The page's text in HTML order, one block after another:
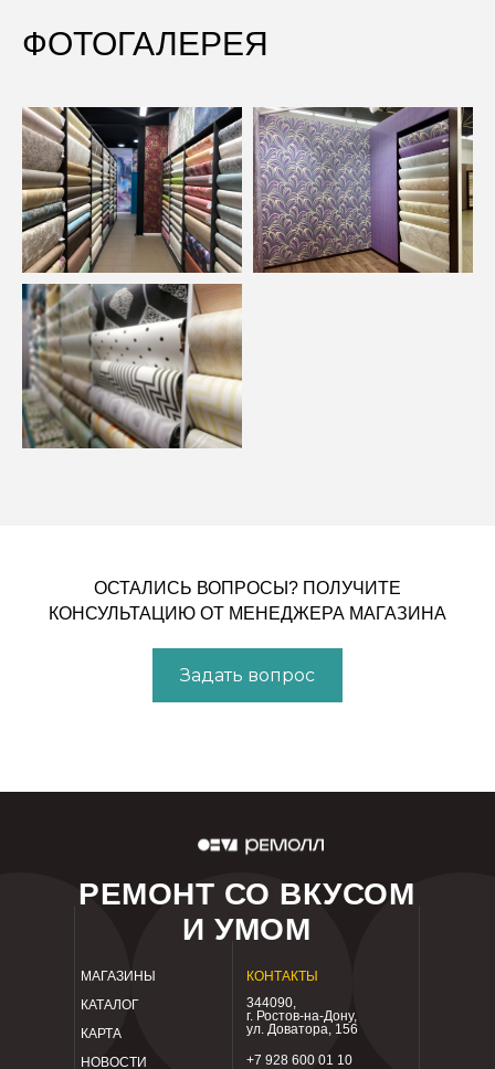
ФОТОГАЛЕРЕЯ
ОСТАЛИСЬ ВОПРОСЫ? ПОЛУЧИТЕ
КОНСУЛЬТАЦИЮ ОТ МЕНЕДЖЕРА МАГАЗИНА
Задать вопрос
РЕМОНТ СО ВКУСОМ
И УМОМ
МАГАЗИНЫ
НОВОСТИ
КОНТАКТЫ
344090,
г. Ростов-на-Дону,
ул. Доватора, 156
+7 928 600 01 10
КАТАЛОГ
КАРТА